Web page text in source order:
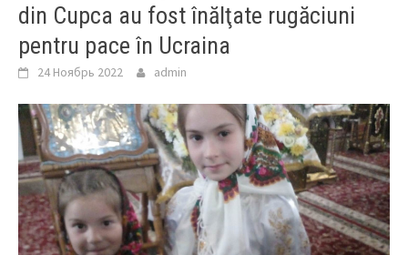
din Cupca au fost înălţate rugăciuni
pentru pace în Ucraina
24 Ноябрь 2022 admin